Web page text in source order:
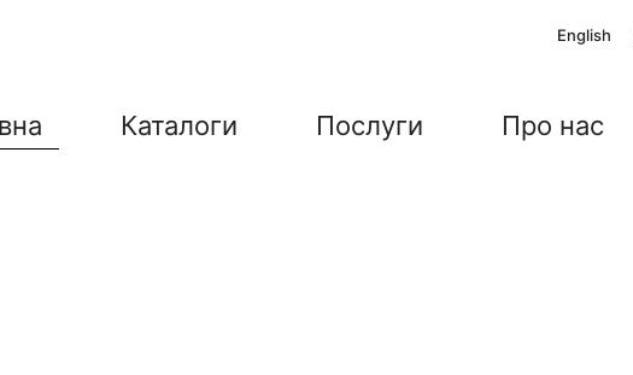
English
Каталоги Послуги Про нас